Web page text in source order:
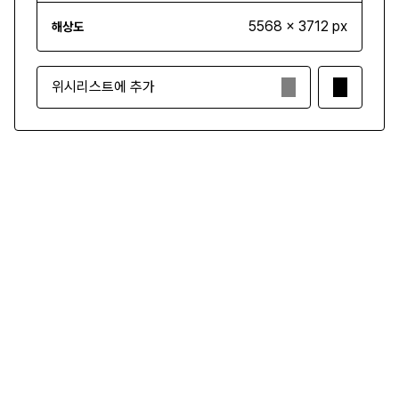
해상도 5568 x 3712 px
위시리스트에 추가